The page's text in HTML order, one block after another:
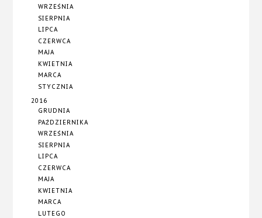
WRZEŚNIA
SIERPNIA
LIPCA
CZERWCA
MAJA
KWIETNIA
MARCA
STYCZNIA
2016
GRUDNIA
PAŹDZIERNIKA
WRZEŚNIA
SIERPNIA
LIPCA
CZERWCA
MAJA
KWIETNIA
MARCA
LUTEGO